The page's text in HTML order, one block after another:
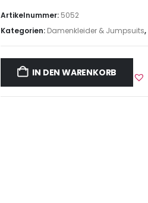
Artikelnummer: 5052
Kategorien: Damenkleider & Jumpsuits,
IN DEN WARENKORB